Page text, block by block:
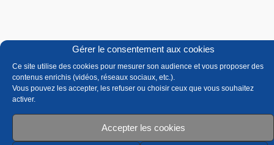
Gérer le consentement aux cookies
Ce site utilise des cookies pour mesurer son audience et vous proposer des
contenus enrichis (vidéos, réseaux sociaux, etc.).
Vous pouvez les accepter, les refuser ou choisir ceux que vous souhaitez
activer.
Accepter les cookies